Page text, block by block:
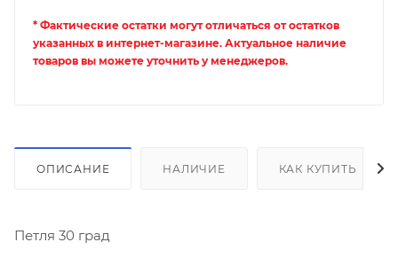
* Фактические остатки могут отличаться от остатков
указанных в интернет-магазине. Актуальное наличие
товаров вы можете уточнить у менеджеров.
ОПИСАНИЕ НАЛИЧИЕ КАК КУПИТЬ
Петля 30 град